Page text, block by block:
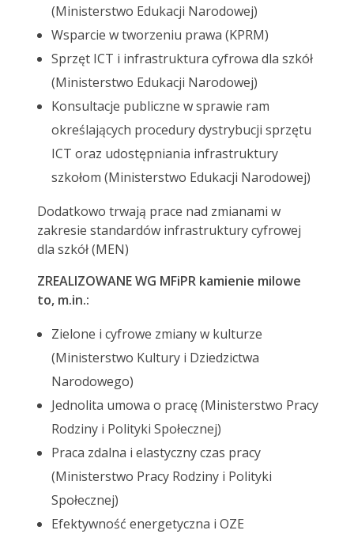
(Ministerstwo Edukacji Narodowej)
Wsparcie w tworzeniu prawa (KPRM)
Sprzęt ICT i infrastruktura cyfrowa dla szkół
(Ministerstwo Edukacji Narodowej)
Konsultacje publiczne w sprawie ram
określających procedury dystrybucji sprzętu
ICT oraz udostępniania infrastruktury
szkołom (Ministerstwo Edukacji Narodowej)
Dodatkowo trwają prace nad zmianami w
zakresie standardów infrastruktury cyfrowej
dla szkół (MEN)
ZREALIZOWANE WG MFiPR kamienie milowe
to, m.in.:
Zielone i cyfrowe zmiany w kulturze
(Ministerstwo Kultury i Dziedzictwa
Narodowego)
Jednolita umowa o pracę (Ministerstwo Pracy
Rodziny i Polityki Społecznej)
Praca zdalna i elastyczny czas pracy
(Ministerstwo Pracy Rodziny i Polityki
Społecznej)
Efektywność energetyczna i OZE